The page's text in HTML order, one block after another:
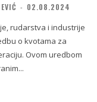
- 02.08.2024
rudarstva i industrije
o kvotama za
Ovom uredbom